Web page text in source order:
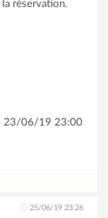
réservation.
23/06/19 23:00
25/06/19 23:26